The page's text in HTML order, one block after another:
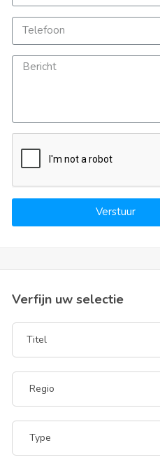
Verstuur
Verfijn uw selectie